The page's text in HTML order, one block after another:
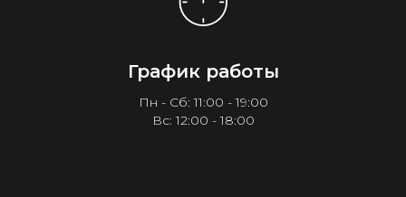
График работы
Пн - Сб: 11:00 - 19:00
Вс: 12:00 - 18:00